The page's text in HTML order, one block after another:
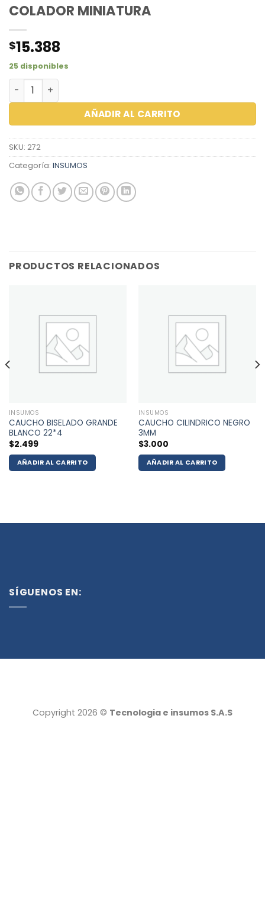
COLADOR MINIATURA
$15.388
25 disponibles
COLADOR MINIATURA cantidad
AÑADIR AL CARRITO
SKU: 272
Categoría: INSUMOS
PRODUCTOS RELACIONADOS
INSUMOS
CAUCHO BISELADO GRANDE
BLANCO 22*4
$2.499
AÑADIR AL CARRITO
INSUMOS
CAUCHO CILINDRICO NEGRO
3MM
$3.000
AÑADIR AL CARRITO
SÍGUENOS EN:
Copyright 2026 © Tecnologia e insumos S.A.S